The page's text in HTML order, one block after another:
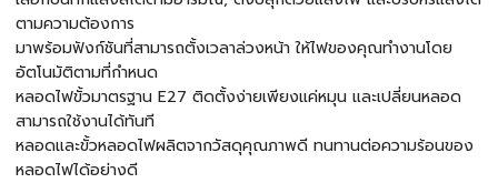
ตามความต้องการ
มาพร้อมฟังก์ชันที่สามารถตั้งเวลาล่วงหน้า ให้ไฟของคุณทำงานโดย
อัตโนมัติตามที่กำหนด
หลอดไฟขั้วมาตรฐาน E27 ติดตั้งง่ายเพียงแค่หมุน และเปลี่ยนหลอด
สามารถใช้งานได้ทันที
หลอดและขั้วหลอดไฟผลิตจากวัสดุคุณภาพดี ทนทานต่อความร้อนของ
หลอดไฟได้อย่างดี